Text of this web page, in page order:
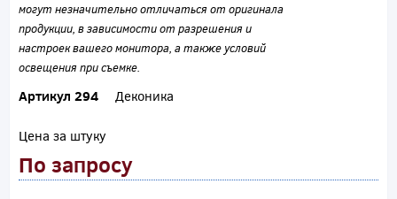
могут незначительно отличаться от оригинала
продукции, в зависимости от разрешения и
настроек вашего монитора, а также условий
освещения при съемке.
Артикул 294 Деконика
Цена за штуку
По запросу